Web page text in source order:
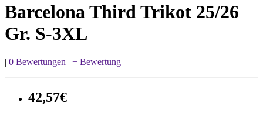
Barcelona Third Trikot 25/26
Gr. S-3XL
| 0 Bewertungen | + Bewertung
42,57€